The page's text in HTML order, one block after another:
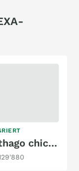
Carthago chic c-line I Mercedes c-line I 4.9 LE